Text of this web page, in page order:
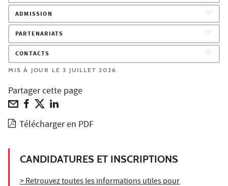
ADMISSION
PARTENARIATS
CONTACTS
MIS À JOUR LE 3 JUILLET 2026
Partager cette page
Télécharger en PDF
CANDIDATURES ET INSCRIPTIONS
> Retrouvez toutes les informations utiles pour